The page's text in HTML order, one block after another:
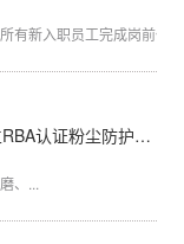
有新入职员工完成岗前体
深圳创思维企业辅导玩具厂建立RBA认证粉尘防护体系
、...